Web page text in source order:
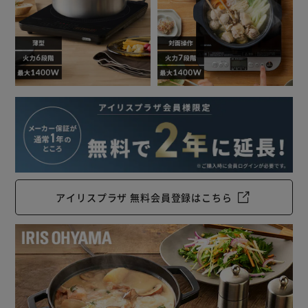
◆お手入れ簡単
汚れてもサッと拭くだけですぐキレイに。
アイリスプラザ 無料会員登録はこちら